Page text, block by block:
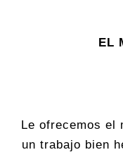
EL
Le ofrecemos el
un trabajo bien